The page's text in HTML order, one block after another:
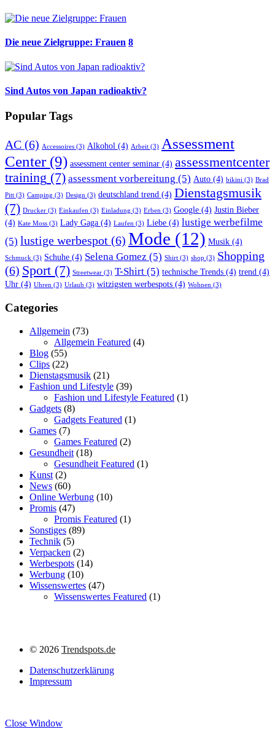
Die neue Zielgruppe: Frauen 8
Sind Autos von Japan radioaktiv?
Popular Tags
AC (6) Accessoires (3) Alkohol (4) Arbeit (3) Assessment
Center(9) assessment center seminar (4) assessmentcenter
training (7) assessment vorbereitung (5) Auto (4) bikini (3) Brad
Pitt (3) Camping (3) Design (3) deutschland trend (4) Dienstagsmusik
(7) Drucker (3) Einkaufen (3) Einladung (3) Erben (3) Google (4) Justin Bieber
(4) Kate Moss (3) Lady Gaga (4) Laufen (3) Liebe (4) lustige werbefilme
(5) lustige werbespot (6) Mode (12) Musik (4)
Schmuck (3) Schuhe (4) Selena Gomez (5) Shirt (3) shop (3) Shopping
(6) Sport (7) Streetwear (3) T-Shirt (5) technische Trends (4) trend (4)
Uhr (4) Uhren (3) Urlaub (3) witzigsten werbespots (4) Wohnen (3)
Categories
Allgemein (73)
Allgemein Featured (4)
Blog (55)
Clips (22)
Dienstagsmusik (21)
Fashion und Lifestyle (39)
Fashion und Lifestyle Featured (1)
Gadgets (8)
Gadgets Featured (1)
Games (7)
Games Featured (2)
Gesundheit(18)
Gesundheit Featured (1)
Kunst(2)
News (60)
Online Werbung (10)
Promis (47)
Promis Featured (1)
Sonstiges (89)
Technik (5)
Verpacken (2)
Werbespots (14)
Werbung (10)
Wissenswertes (47)
Wissenswertes Featured (1)
© 2026 Trendspots.de
Datenschutzerklärung
Impressum
Close Window